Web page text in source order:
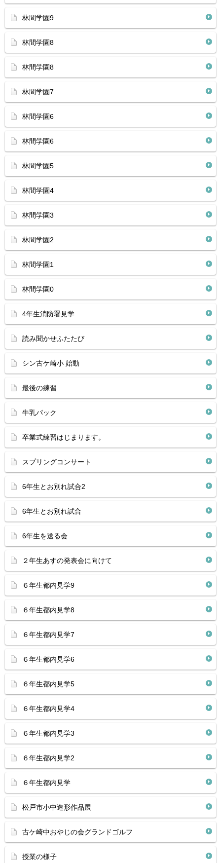
林間学園9
林間学園8
林間学園8
林間学園7
林間学園6
林間学園6
林間学園5
林間学園4
林間学園3
林間学園2
林間学園1
林間学園0
4年生消防署見学
読み聞かせふたたび
シン古ケ崎小 始動
最後の練習
牛乳パック
卒業式練習はじまります。
スプリングコンサート
6年生とお別れ試合2
6年生とお別れ試合
6年生を送る会
２年生あすの発表会に向けて
６年生都内見学9
６年生都内見学8
６年生都内見学7
６年生都内見学6
６年生都内見学5
６年生都内見学4
６年生都内見学3
６年生都内見学2
６年生都内見学
松戸市小中造形作品展
古ケ崎中おやじの会グランドゴルフ
授業の様子